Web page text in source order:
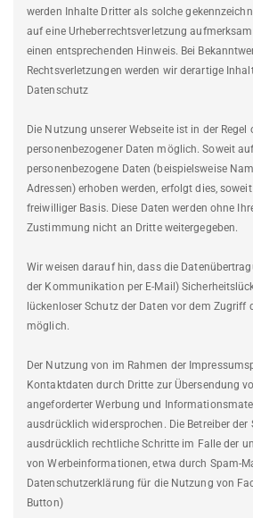
werden Inhalte Dritter als solche
auf eine Urheberrechtsverletzung
einen entsprechenden Hinweis. Bei
Rechtsverletzungen werden wir derartige
Datenschutz
Die Nutzung unserer Webseite ist in der Regel
personenbezogener Daten möglich. Soweit
personenbezogene Daten (beispielsweise
Adressen) erhoben werden, erfolgt dies,
freiwilliger Basis. Diese Daten werden ohne
Zustimmung nicht an Dritte weitergegeben.
Wir weisen darauf hin, dass die
der Kommunikation per E-Mail)
lückenloser Schutz der Daten vor dem Zugriff
möglich.
Der Nutzung von im Rahmen der
Kontaktdaten durch Dritte zur Übersendung
angeforderter Werbung und
ausdrücklich widersprochen. Die Betreiber der
ausdrücklich rechtliche Schritte im Falle der
von Werbeinformationen, etwa durch Spam-
Datenschutzerklärung für die Nutzung von
Button)